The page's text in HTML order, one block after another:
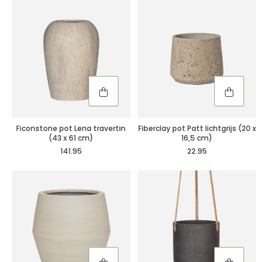
Ficonstone pot Lena travertin
(43 x 61 cm)
141.95
Fiberclay pot Patt lichtgrijs (20 x
16,5 cm)
22.95